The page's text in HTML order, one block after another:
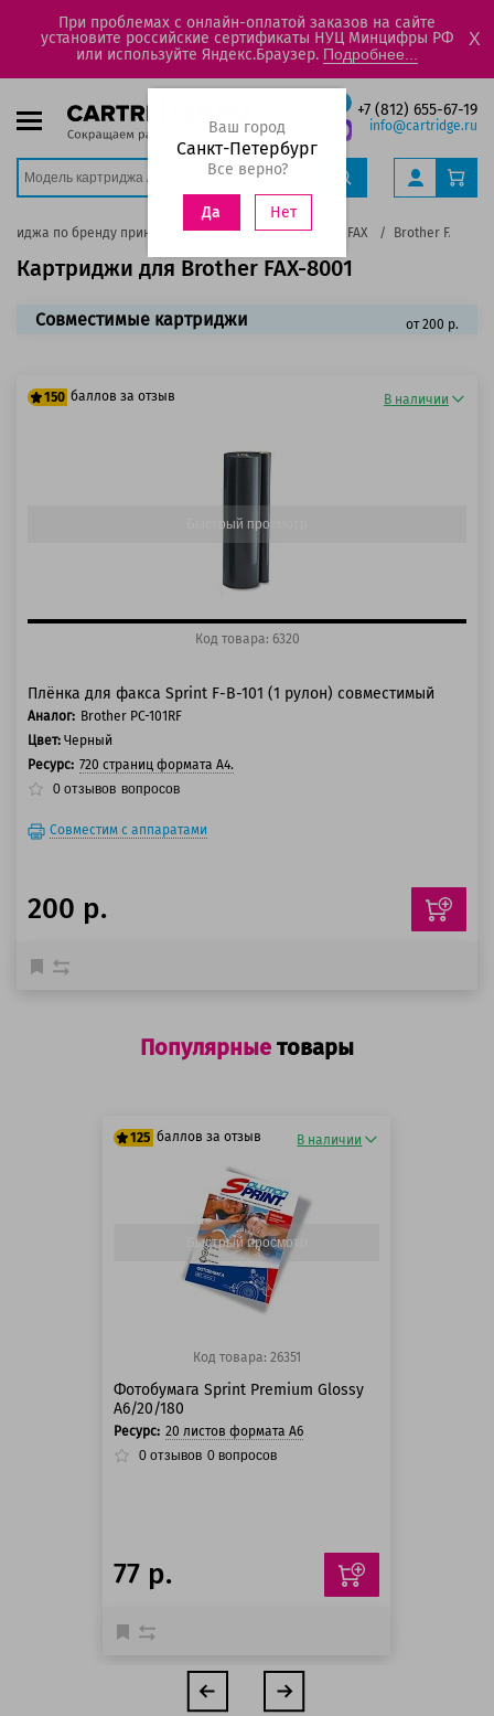
При проблемах с онлайн-оплатой заказов на сайте
установите российские сертификаты НУЦ Минцифры РФ
или используйте Яндекс.Браузер. Подробнее...
X
+7 (812) 655-67-19
info@cartridge.ru
Ваш город
Санкт-Петербург
Все верно?
Да Нет
по бренду принтера Brother Факсы FAX Brother FAX-
Картриджи для Brother FAX-8001
Совместимые картриджи от 200 р.
150 баллов за отзыв В наличии
Быстрый просмотр
Код товара: 6320
Плёнка для факса Sprint F-B-101 (1 рулон) совместимый
Аналог: Brother PC-101RF
Цвет: Черный
Ресурс: 720 страниц формата А4.
0 отзывов вопросов
Совместим с аппаратами
200 р.
Популярные товары
125 баллов за отзыв
125 баллов
125 баллов
В наличии
Быстрый просмотр
Код товара: 26351
Фотобумага Sprint Premium Glossy
A6/20/180
Ресурс: 20 листов формата А6
0 отзывов 0 вопросов
77 р.